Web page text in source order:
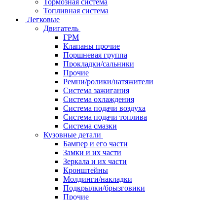
Топливная система
Легковые
Двигатель
ГРМ
Клапаны прочие
Поршневая группа
Прокладки/сальники
Прочие
Ремни/ролики/натяжители
Система зажигания
Система охлаждения
Система подачи воздуха
Система подачи топлива
Система смазки
Кузовные детали
Бампер и его части
Замки и их части
Зеркала и их части
Кронштейны
Молдинги/накладки
Подкрылки/брызговики
Прочие